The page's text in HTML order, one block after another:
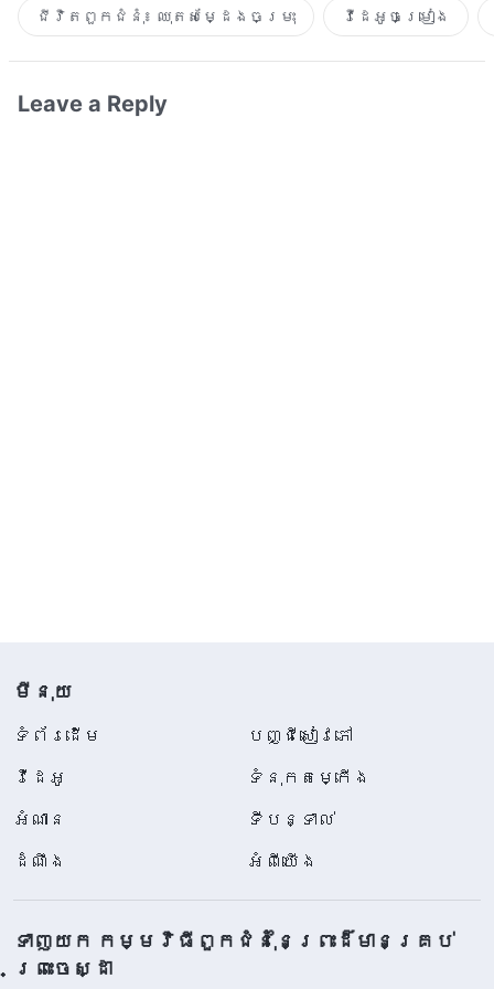
ជីវិតពួកជំនុំ៖ ឈុតសម្ដែងចម្រុះ វីដេអូចម្រៀង​
Leave a Reply
មីនុយ
ទំព័រ​ដើម
បញ្ជីសៀវភៅ
វីដេអូ
ទំនុកតម្កើង
អំណាន
ទីបន្ទាល់
ដំណឹង
អំពីយើង
ទាញយក កម្មវិធីពួកជំនុំនៃព្រះដ៏មានគ្រប់
ព្រះចេស្ដា